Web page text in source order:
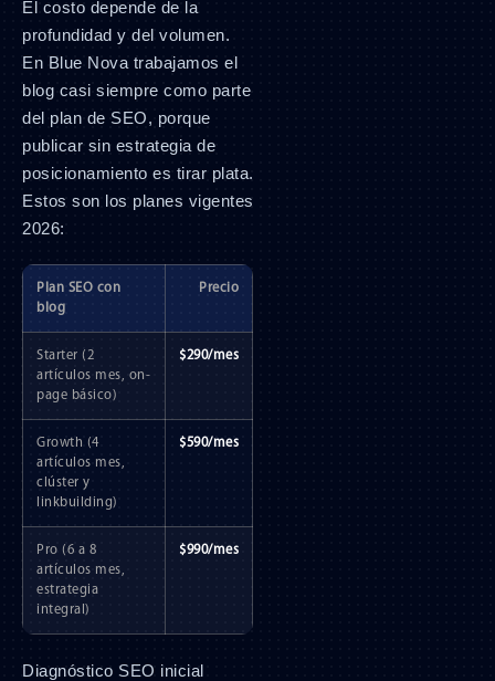
El costo depende de la
profundidad y del volumen.
En Blue Nova trabajamos el
blog casi siempre como parte
del plan de SEO, porque
publicar sin estrategia de
posicionamiento es tirar plata.
Estos son los planes vigentes
2026:
Plan SEO con
blog
Precio
Starter (2
artículos mes, on-
page básico)
$290/mes
Growth (4
artículos mes,
clúster y
linkbuilding)
$590/mes
Pro (6 a 8
artículos mes,
estrategia
integral)
$990/mes
Diagnóstico SEO inicial